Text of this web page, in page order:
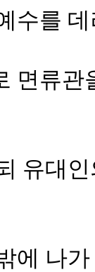
수를
면류
유대
에 나